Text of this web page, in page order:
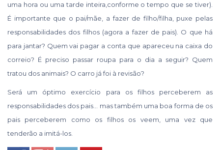
uma hora ou uma tarde inteira,conforme o tempo que se tiver).
É importante que o pai/mãe, a fazer de filho/filha, puxe pelas
responsabilidades dos filhos (agora a fazer de pais). O que há
para jantar? Quem vai pagar a conta que apareceu na caixa do
correio? É preciso passar roupa para o dia a seguir? Quem
tratou dos animais? O carro já foi à revisão?
Será um óptimo exercício para os filhos perceberem as
responsabilidades dos pais… mas também uma boa forma de os
pais perceberem como os filhos os veem, uma vez que
tenderão a imitá-los.